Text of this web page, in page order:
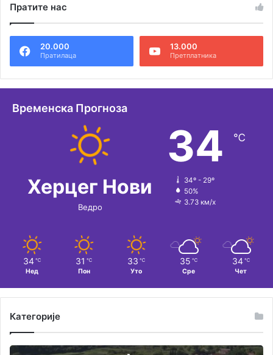
Пратите нас
20.000
Пратилаца
13.000
Претплатника
Временска Прогноза
Херцег Нови
Ведро
34 ℃
34º - 29º
50%
3.73 км/х
34 ℃
Нед
31 ℃
Пон
33 ℃
Уто
35 ℃
Сре
34 ℃
Чет
Категорије